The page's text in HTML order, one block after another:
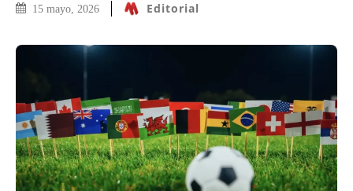
15 mayo, 2026 Editorial